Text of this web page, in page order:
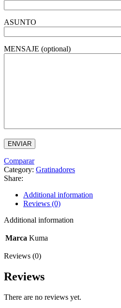
ASUNTO
MENSAJE (optional)
Comparar
Category: Gratinadores
Share:
Additional information
Reviews (0)
Additional information
Marca Kuma
Reviews (0)
Reviews
There are no reviews yet.